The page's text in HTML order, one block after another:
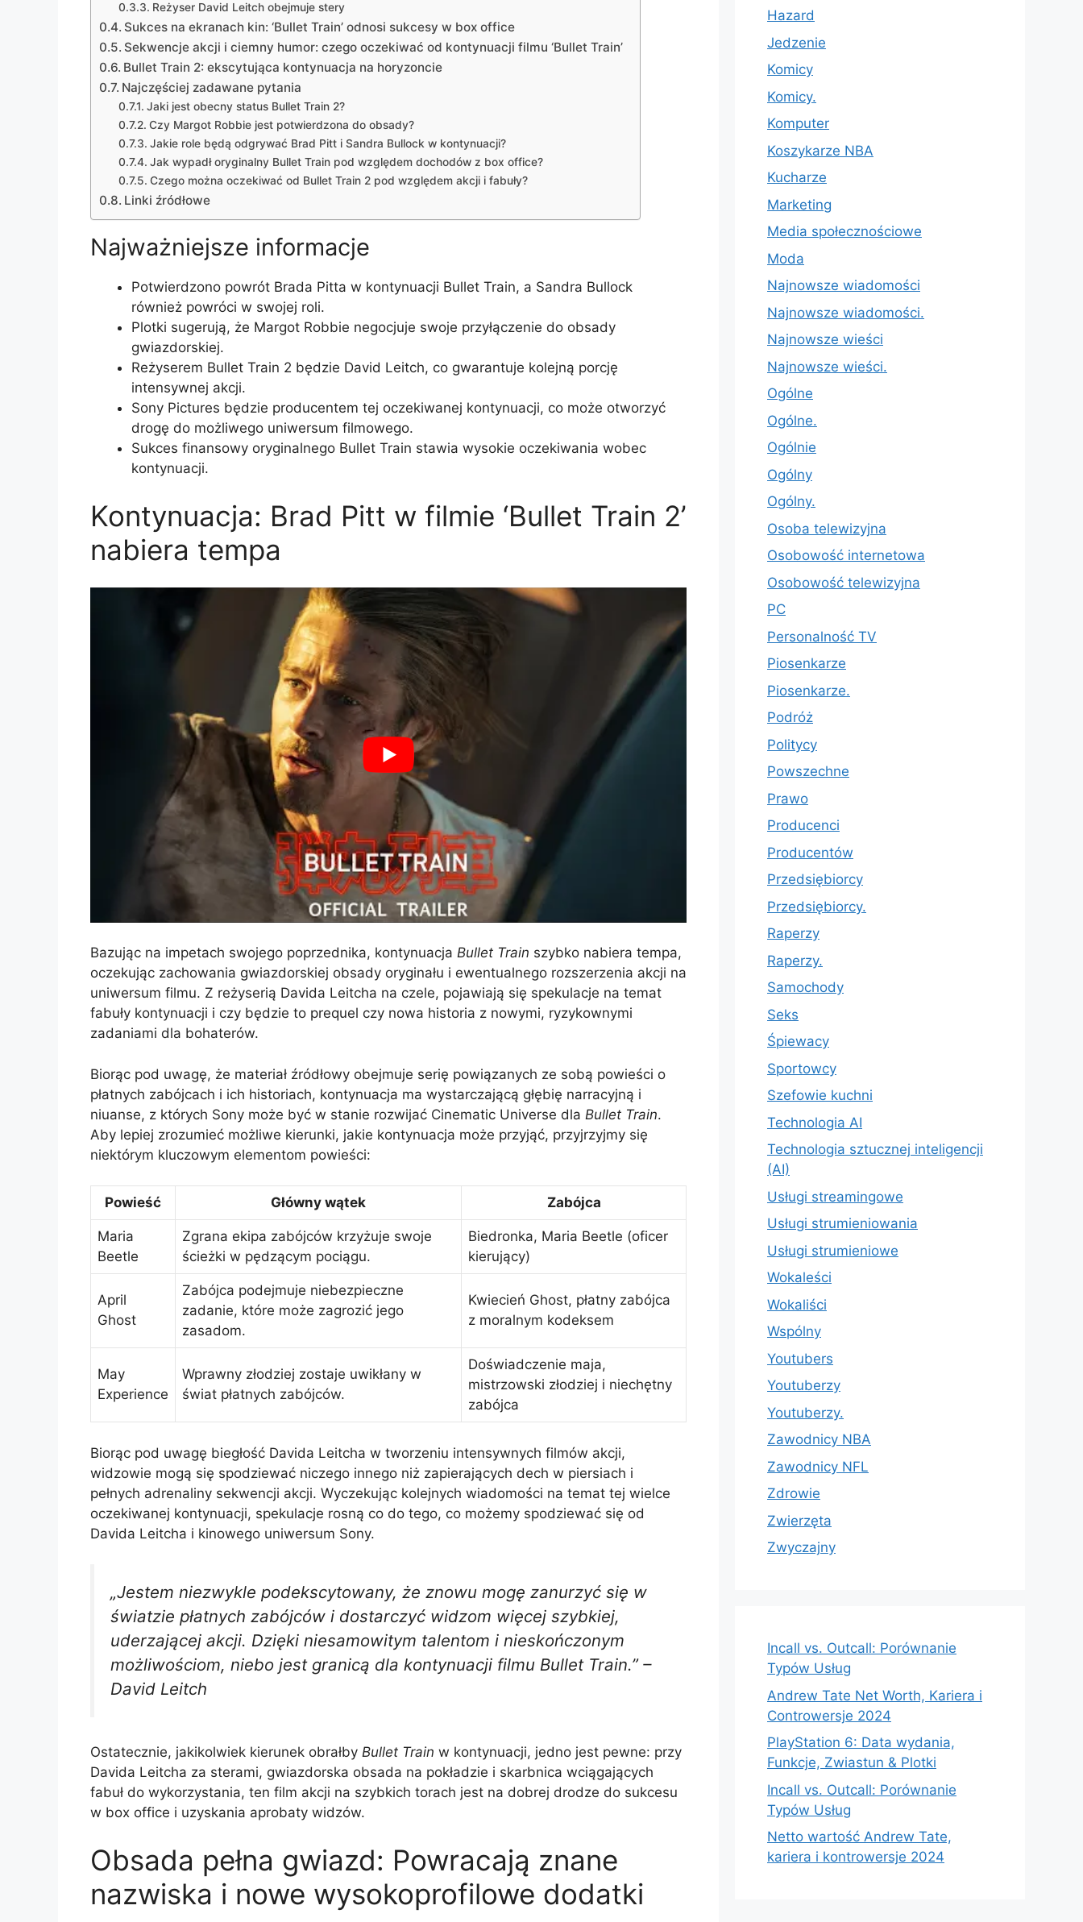
Reżyser David Leitch obejmuje stery
Sukces na ekranach kin: ‘Bullet Train’ odnosi sukcesy w box office
Sekwencje akcji i ciemny humor: czego oczekiwać od kontynuacji filmu ‘Bullet Train’
Bullet Train 2: ekscytująca kontynuacja na horyzoncie
Najczęściej zadawane pytania
Jaki jest obecny status Bullet Train 2?
Czy Margot Robbie jest potwierdzona do obsady?
Jakie role będą odgrywać Brad Pitt i Sandra Bullock w kontynuacji?
Jak wypadł oryginalny Bullet Train pod względem dochodów z box office?
Czego można oczekiwać od Bullet Train 2 pod względem akcji i fabuły?
Linki źródłowe
Najważniejsze informacje
Potwierdzono powrót Brada Pitta w kontynuacji Bullet Train, a Sandra Bullock
również powróci w swojej roli.
Plotki sugerują, że Margot Robbie negocjuje swoje przyłączenie do obsady
gwiazdorskiej.
Reżyserem Bullet Train 2 będzie David Leitch, co gwarantuje kolejną porcję
intensywnej akcji.
Sony Pictures będzie producentem tej oczekiwanej kontynuacji, co może otworzyć
drogę do możliwego uniwersum filmowego.
Sukces finansowy oryginalnego Bullet Train stawia wysokie oczekiwania wobec
kontynuacji.
Kontynuacja: Brad Pitt w filmie ‘Bullet Train 2’
nabiera tempa
Bazując na impetach swojego poprzednika, kontynuacja Bullet Train szybko nabiera tempa,
oczekując zachowania gwiazdorskiej obsady oryginału i ewentualnego rozszerzenia akcji na
uniwersum filmu. Z reżyserią Davida Leitcha na czele, pojawiają się spekulacje na temat
fabuły kontynuacji i czy będzie to prequel czy nowa historia z nowymi, ryzykownymi
zadaniami dla bohaterów.
Biorąc pod uwagę, że materiał źródłowy obejmuje serię powiązanych ze sobą powieści o
płatnych zabójcach i ich historiach, kontynuacja ma wystarczającą głębię narracyjną i
niuanse, z których Sony może być w stanie rozwijać Cinematic Universe dla Bullet Train.
Aby lepiej zrozumieć możliwe kierunki, jakie kontynuacja może przyjąć, przyjrzyjmy się
niektórym kluczowym elementom powieści:
Powieść Główny wątek Zabójca
Maria
Beetle
Zgrana ekipa zabójców krzyżuje swoje
ścieżki w pędzącym pociągu.
Biedronka, Maria Beetle (oficer
kierujący)
April
Ghost
Zabójca podejmuje niebezpieczne
zadanie, które może zagrozić jego
zasadom.
Kwiecień Ghost, płatny zabójca
z moralnym kodeksem
May
Experience
Wprawny złodziej zostaje uwikłany w
świat płatnych zabójców.
Doświadczenie maja,
mistrzowski złodziej i niechętny
zabójca
Biorąc pod uwagę biegłość Davida Leitcha w tworzeniu intensywnych filmów akcji,
widzowie mogą się spodziewać niczego innego niż zapierających dech w piersiach i
pełnych adrenaliny sekwencji akcji. Wyczekując kolejnych wiadomości na temat tej wielce
oczekiwanej kontynuacji, spekulacje rosną co do tego, co możemy spodziewać się od
Davida Leitcha i kinowego uniwersum Sony.
„Jestem niezwykle podekscytowany, że znowu mogę zanurzyć się w
światzie płatnych zabójców i dostarczyć widzom więcej szybkiej,
uderzającej akcji. Dzięki niesamowitym talentom i nieskończonym
możliwościom, niebo jest granicą dla kontynuacji filmu Bullet Train.” –
David Leitch
Ostatecznie, jakikolwiek kierunek obrałby Bullet Train w kontynuacji, jedno jest pewne: przy
Davida Leitcha za sterami, gwiazdorska obsada na pokładzie i skarbnica wciągających
fabuł do wykorzystania, ten film akcji na szybkich torach jest na dobrej drodze do sukcesu
w box office i uzyskania aprobaty widzów.
Obsada pełna gwiazd: Powracają znane
nazwiska i nowe wysokoprofilowe dodatki
Hazard
Jedzenie
Komicy
Komicy.
Komputer
Koszykarze NBA
Kucharze
Marketing
Media społecznościowe
Moda
Najnowsze wiadomości
Najnowsze wiadomości.
Najnowsze wieści
Najnowsze wieści.
Ogólne
Ogólne.
Ogólnie
Ogólny
Ogólny.
Osoba telewizyjna
Osobowość internetowa
Osobowość telewizyjna
PC
Personalność TV
Piosenkarze
Piosenkarze.
Podróż
Politycy
Powszechne
Prawo
Producenci
Producentów
Przedsiębiorcy
Przedsiębiorcy.
Raperzy
Raperzy.
Samochody
Seks
Śpiewacy
Sportowcy
Szefowie kuchni
Technologia AI
Technologia sztucznej inteligencji
(AI)
Usługi streamingowe
Usługi strumieniowania
Usługi strumieniowe
Wokaleści
Wokaliści
Wspólny
Youtubers
Youtuberzy
Youtuberzy.
Zawodnicy NBA
Zawodnicy NFL
Zdrowie
Zwierzęta
Zwyczajny
Incall vs. Outcall: Porównanie
Typów Usług
Andrew Tate Net Worth, Kariera i
Controwersje 2024
PlayStation 6: Data wydania,
Funkcje, Zwiastun & Plotki
Incall vs. Outcall: Porównanie
Typów Usług
Netto wartość Andrew Tate,
kariera i kontrowersje 2024